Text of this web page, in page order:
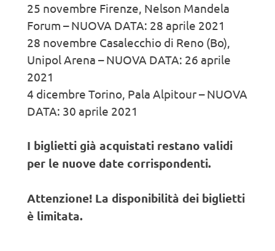
25 novembre Firenze, Nelson Mandela
Forum – NUOVA DATA: 28 aprile 2021
28 novembre Casalecchio di Reno (Bo),
Unipol Arena – NUOVA DATA: 26 aprile
2021
4 dicembre Torino, Pala Alpitour – NUOVA
DATA: 30 aprile 2021
I biglietti già acquistati restano validi
per le nuove date corrispondenti.
Attenzione! La disponibilità dei biglietti
è limitata.